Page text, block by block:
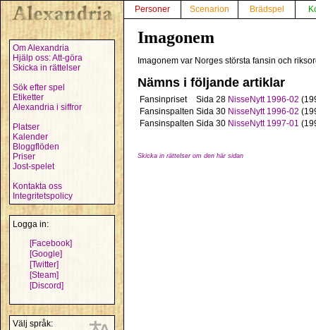
Om Alexandria
Hjälp oss: Att-göra
Skicka in rättelser
Sök efter spel
Etiketter
Alexandria i siffror
Platser
Kalender
Bloggflöden
Priser
Jost-spelet
Kontakta oss
Integritetspolicy
Logga in:
[Facebook]
[Google]
[Twitter]
[Steam]
[Discord]
Välj språk:
Personer Scenarion Brädspel
Imagonem
Imagonem var Norges största fansin och
Nämns i följande artiklar
Fansinpriset Sida 28 NisseNytt 1996-02
Fansinspalten Sida 30 NisseNytt 1996-02
Fansinspalten Sida 30 NisseNytt 1997-01
Skicka in rättelser om den här sidan